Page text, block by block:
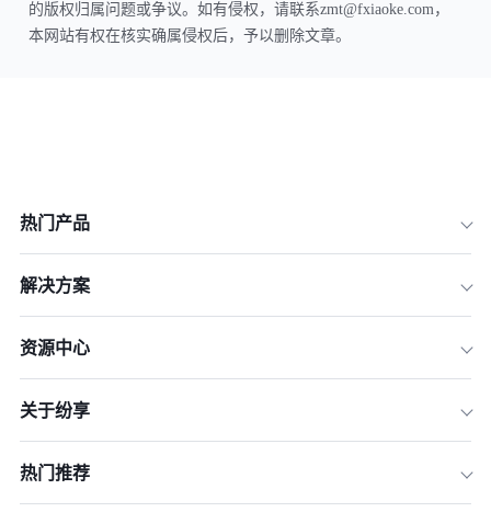
的版权归属问题或争议。如有侵权，请联系zmt@fxiaoke.com，
本网站有权在核实确属侵权后，予以删除文章。
热门产品
解决方案
资源中心
关于纷享
热门推荐